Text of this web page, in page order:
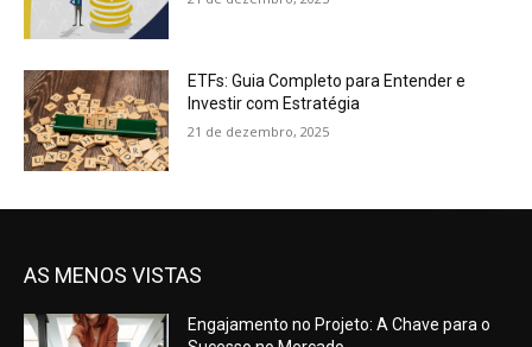
ETFs: Guia Completo para Entender e
Investir com Estratégia
21 de dezembro, 2025
AS MENOS VISTAS
Engajamento no Projeto: A Chave para o